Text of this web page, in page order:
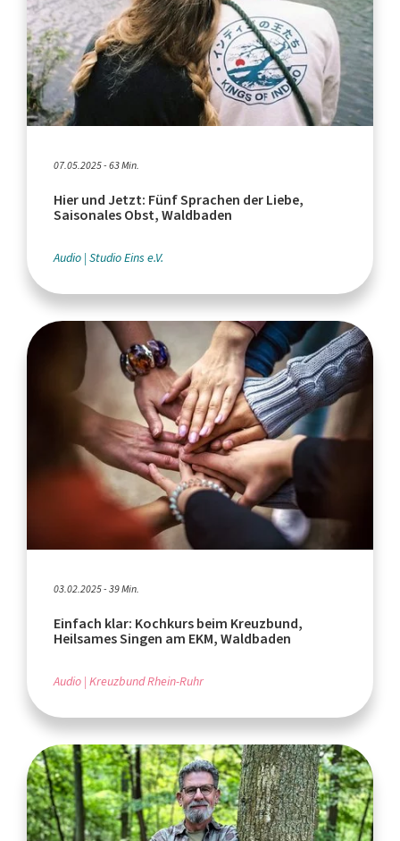
07.05.2025 - 63 Min.
Hier und Jetzt: Fünf Sprachen der Liebe,
Saisonales Obst, Waldbaden
Audio Studio Eins e.V.
03.02.2025 - 39 Min.
Einfach klar: Kochkurs beim Kreuzbund,
Heilsames Singen am EKM, Waldbaden
Audio Kreuzbund Rhein-Ruhr